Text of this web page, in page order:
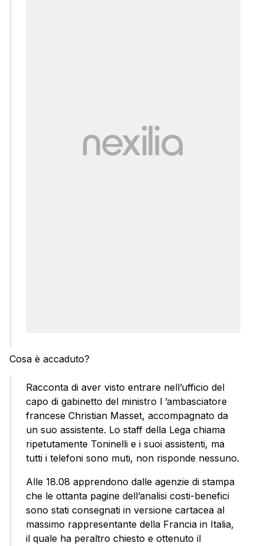
Cosa è accaduto?
Racconta di aver visto entrare nell’ufficio del
capo di gabinetto del ministro l ’ambasciatore
francese Christian Masset, accompagnato da
un suo assistente. Lo staff della Lega chiama
ripetutamente Toninelli e i suoi assistenti, ma
tutti i telefoni sono muti, non risponde nessuno.
Alle 18.08 apprendono dalle agenzie di stampa
che le ottanta pagine dell’analisi costi-benefici
sono stati consegnati in versione cartacea al
massimo rappresentante della Francia in Italia,
il quale ha peraltro chiesto e ottenuto il